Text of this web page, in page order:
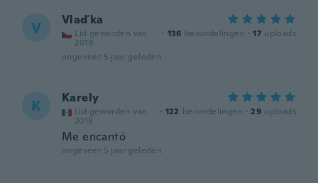
V Vlaďka
Lid geworden van
2018
· 136 beoordelingen · 17 uploads
ongeveer 5 jaar geleden
K Karely
Lid geworden van
2018
· 122 beoordelingen · 29 uploads
Me encantó
ongeveer 5 jaar geleden